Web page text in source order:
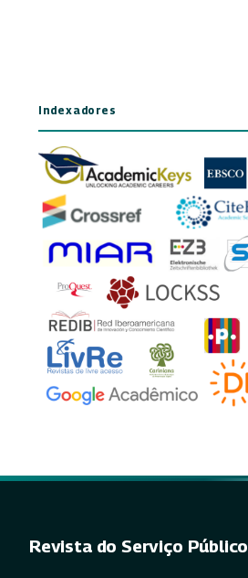
Indexadores
Revista do Serviço Público